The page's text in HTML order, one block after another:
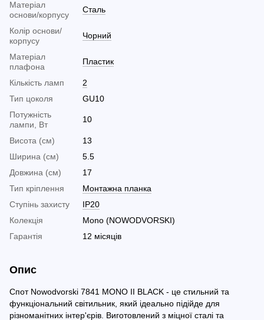
Матеріал
основи/корпусу
Сталь
Колір основи/
корпусу
Чорний
Матеріал
плафона
Пластик
Кількість ламп
2
Тип цоколя
GU10
Потужність
лампи, Вт
10
Висота (см)
13
Ширина (см)
5.5
Довжина (см)
17
Тип кріплення
Монтажна планка
Ступінь захисту
IP20
Колекція
Mono (NOWODVORSKI)
Гарантія
12 місяців
Опис
Спот Nowodvorski 7841 MONO II BLACK - це стильний та
функціональний світильник, який ідеально підійде для
різноманітних інтер'єрів. Виготовлений з міцної сталі та